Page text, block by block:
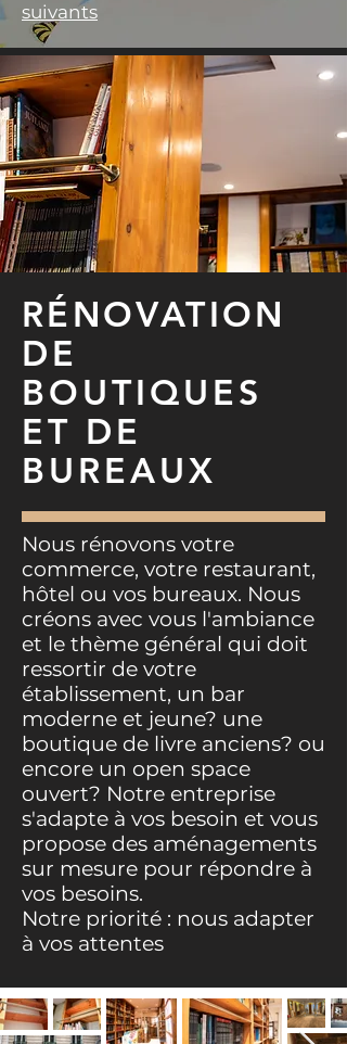
suivants
RÉNOVATION
DE
BOUTIQUES
ET DE
BUREAUX
Nous rénovons votre
commerce, votre restaurant,
hôtel ou vos bureaux. Nous
créons avec vous l'ambiance
et le thème général qui doit
ressortir de votre
établissement, un bar
moderne et jeune? une
boutique de livre anciens? ou
encore un open space
ouvert? Notre entreprise
s'adapte à vos besoin et vous
propose des aménagements
sur mesure pour répondre à
vos besoins.
Notre priorité : nous adapter
à vos attentes